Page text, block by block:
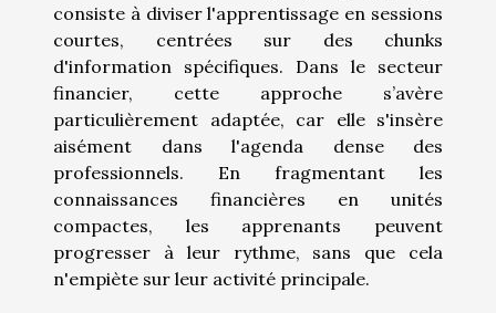
consiste à diviser l'apprentissage en sessions
courtes, centrées sur des chunks
d'information spécifiques. Dans le secteur
financier, cette approche s’avère
particulièrement adaptée, car elle s'insère
aisément dans l'agenda dense des
professionnels. En fragmentant les
connaissances financières en unités
compactes, les apprenants peuvent
progresser à leur rythme, sans que cela
n'empiète sur leur activité principale.